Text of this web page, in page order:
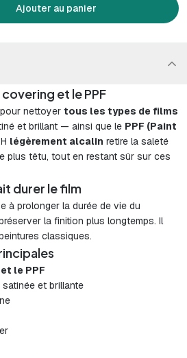
Ajouter au panier
et le PPF
nettoyer tous les types de films
et brillant — ainsi que le PPF (Paint
légèrement alcalin retire la saleté
plus têtu, tout en restant sûr sur ces
durer le film
à prolonger la durée de vie du
la finition plus longtemps. Il
classiques.
le PPF
et brillante